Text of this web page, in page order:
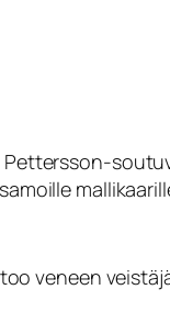
Pettersson-
veneen